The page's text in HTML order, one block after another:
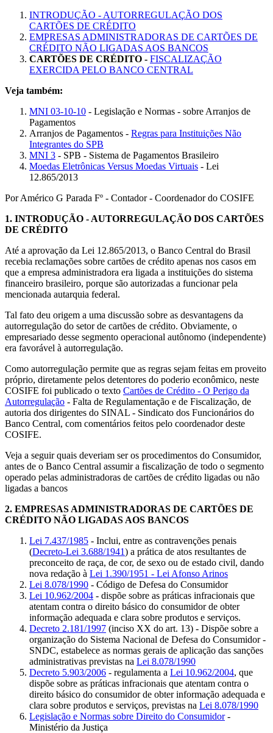
INTRODUÇÃO - AUTORREGULAÇÃO DOS
CARTÕES DE CRÉDITO
EMPRESAS ADMINISTRADORAS DE CARTÕES DE
CRÉDITO NÃO LIGADAS AOS BANCOS
CARTÕES DE CRÉDITO - FISCALIZAÇÃO
EXERCIDA PELO BANCO CENTRAL
Veja também:
MNI 03-10-10 - Legislação e Normas - sobre Arranjos de
Pagamentos
Arranjos de Pagamentos - Regras para Instituições Não
Integrantes do SPB
MNI 3 - SPB - Sistema de Pagamentos Brasileiro
Moedas Eletrônicas Versus Moedas Virtuais - Lei
12.865/2013
Por Américo G Parada Fº - Contador - Coordenador do COSIFE
1. INTRODUÇÃO - AUTORREGULAÇÃO DOS CARTÕES
DE CRÉDITO
Até a aprovação da Lei 12.865/2013, o Banco Central do Brasil
recebia reclamações sobre cartões de crédito apenas nos casos em
que a empresa administradora era ligada a instituições do sistema
financeiro brasileiro, porque são autorizadas a funcionar pela
mencionada autarquia federal.
Tal fato deu origem a uma discussão sobre as desvantagens da
autorregulação do setor de cartões de crédito. Obviamente, o
empresariado desse segmento operacional autônomo (independente)
era favorável à autorregulação.
Como autorregulação permite que as regras sejam feitas em proveito
próprio, diretamente pelos detentores do poderio econômico, neste
COSIFE foi publicado o texto Cartões de Crédito - O Perigo da
Autorregulação - Falta de Regulamentação e de Fiscalização, de
autoria dos dirigentes do SINAL - Sindicato dos Funcionários do
Banco Central, com comentários feitos pelo coordenador deste
COSIFE.
Veja a seguir quais deveriam ser os procedimentos do Consumidor,
antes de o Banco Central assumir a fiscalização de todo o segmento
operado pelas administradoras de cartões de crédito ligadas ou não
ligadas a bancos
2. EMPRESAS ADMINISTRADORAS DE CARTÕES DE
CRÉDITO NÃO LIGADAS AOS BANCOS
Lei 7.437/1985 - Inclui, entre as contravenções penais
(Decreto-Lei 3.688/1941) a prática de atos resultantes de
preconceito de raça, de cor, de sexo ou de estado civil, dando
nova redação à Lei 1.390/1951 - Lei Afonso Arinos
Lei 8.078/1990 - Código de Defesa do Consumidor
Lei 10.962/2004 - dispõe sobre as práticas infracionais que
atentam contra o direito básico do consumidor de obter
informação adequada e clara sobre produtos e serviços.
Decreto 2.181/1997 (inciso XX do art. 13) - Dispõe sobre a
organização do Sistema Nacional de Defesa do Consumidor -
SNDC, estabelece as normas gerais de aplicação das sanções
administrativas previstas na Lei 8.078/1990
Decreto 5.903/2006 - regulamenta a Lei 10.962/2004, que
dispõe sobre as práticas infracionais que atentam contra o
direito básico do consumidor de obter informação adequada e
clara sobre produtos e serviços, previstas na Lei 8.078/1990
Legislação e Normas sobre Direito do Consumidor-
Ministério da Justiça